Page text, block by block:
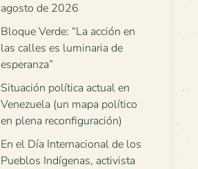
agosto de 2026
Bloque Verde: “La acción en
las calles es luminaria de
esperanza”
Situación política actual en
Venezuela (un mapa político
en plena reconfiguración)
En el Día Internacional de los
Pueblos Indígenas, activista